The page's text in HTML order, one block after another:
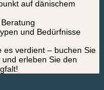
auf dänischem
und Bedürfnisse
es verdient – ​​buchen Sie
erleben Sie den